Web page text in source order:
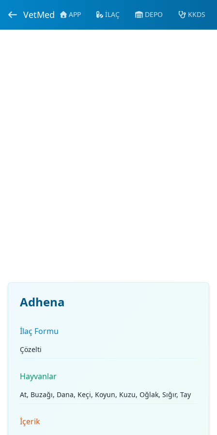
VetMed APP İLAÇ DEPO KKDS
Adhena
İlaç Formu
Çözelti
Hayvanlar
At, Buzağı, Dana, Keçi, Koyun, Kuzu, Oğlak, Sığır, Tay
İçerik